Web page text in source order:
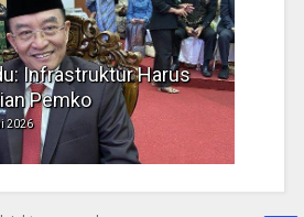
Infrastruktur Harus
Pemko
2026